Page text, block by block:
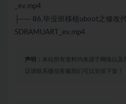
_ev.mp4
├── 86.毕业班移植uboot之修改
SDRAMUART_ev.mp4
声明： 本站所有资料均来源于网络以及
议请联系微信客服我们可以安排下架！